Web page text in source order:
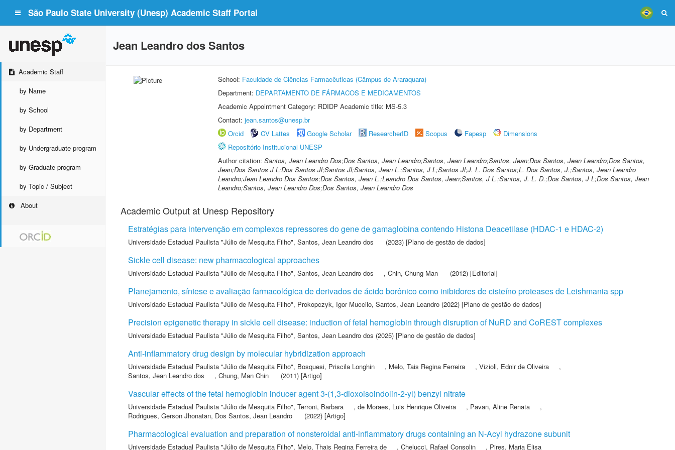
São Paulo State University (Unesp) Academic Staff Portal
Academic Staff
by Name
by School
by Department
by Undergraduate program
by Graduate program
by Topic / Subject
About
Jean Leandro dos Santos
School: Faculdade de Ciências Farmacêuticas (Câmpus de Araraquara)
Department: DEPARTAMENTO DE FÁRMACOS E MEDICAMENTOS
Academic Appointment Category: RDIDP Academic title: MS-5.3
Contact: jean.santos@unesp.br
Orcid
CV Lattes Google Scholar ResearcherID Scopus Fapesp
Dimensions
Repositório Institucional UNESP
Author citation: Santos, Jean Leandro Dos;Dos Santos, Jean Leandro;Santos, Jean Leandro;Santos, Jean;Dos Santos, Jean Leandro;Dos Santos,
Jean;Dos Santos J L;Dos Santos Jl;Santos Jl;Santos, Jean L.;Santos, J L;Santos Jl;J. L. Dos Santos;L. Dos Santos, J.;Santos, Jean Leandro
Leandro;Jean Leandro Dos Santos;Dos Santos, Jean L.;Leandro Dos Santos, Jean;Santos, J L.;Santos, J. L. D.;Dos Santos, J L;Dos Santos, Jean
Leandro;Santos, Jean Leandro Dos;Dos Santos, Jean Leandro Dos
Academic Output at Unesp Repository
Estratégias para intervenção em complexos repressores do gene de gamaglobina contendo Histona Deacetilase (HDAC-1 e HDAC-2)
Universidade Estadual Paulista "Júlio de Mesquita Filho", Santos, Jean Leandro dos (2023) [Plano de gestão de dados]
Sickle cell disease: new pharmacological approaches
Universidade Estadual Paulista "Júlio de Mesquita Filho", Santos, Jean Leandro dos , Chin, Chung Man (2012) [Editorial]
Planejamento, síntese e avaliação farmacológica de derivados de ácido borônico como inibidores de cisteíno proteases de Leishmania spp
Universidade Estadual Paulista "Júlio de Mesquita Filho", Prokopczyk, Igor Muccilo, Santos, Jean Leandro (2022) [Plano de gestão de dados]
Precision epigenetic therapy in sickle cell disease: induction of fetal hemoglobin through disruption of NuRD and CoREST complexes
Universidade Estadual Paulista "Júlio de Mesquita Filho", Santos, Jean Leandro dos (2025) [Plano de gestão de dados]
Anti-inflammatory drug design by molecular hybridization approach
Universidade Estadual Paulista "Júlio de Mesquita Filho", Bosquesi, Priscila Longhin , Melo, Tais Regina Ferreira , Vizioli, Ednir de Oliveira
,
Santos, Jean Leandro dos
, Chung, Man Chin (2011) [Artigo]
Vascular effects of the fetal hemoglobin inducer agent 3-(1,3-dioxoisoindolin-2-yl) benzyl nitrate
Universidade Estadual Paulista "Júlio de Mesquita Filho", Terroni, Barbara , de Moraes, Luis Henrique Oliveira , Pavan, Aline Renata
,
Rodrigues, Gerson Jhonatan, Dos Santos, Jean Leandro (2022) [Artigo]
Pharmacological evaluation and preparation of nonsteroidal anti-inflammatory drugs containing an N-Acyl hydrazone subunit
Universidade Estadual Paulista "Júlio de Mesquita Filho", Melo, Thais Regina Ferreira de , Chelucci, Rafael Consolin , Pires, Maria Elisa